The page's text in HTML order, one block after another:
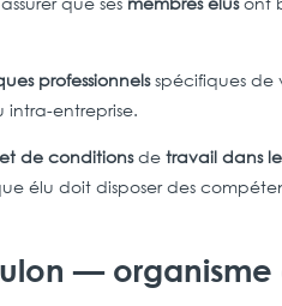
professionnelsspécifiques de
intra-entreprise.
de conditionsdetravail dans
élu doit disposer des
—